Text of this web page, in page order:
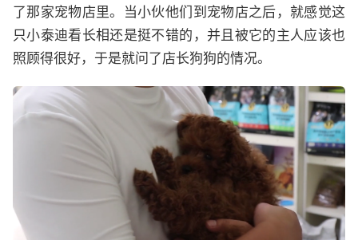
了那家宠物店里。当小伙他们到宠物店之后，就感觉这
只小泰迪看长相还是挺不错的，并且被它的主人应该也
照顾得很好，于是就问了店长狗狗的情况。